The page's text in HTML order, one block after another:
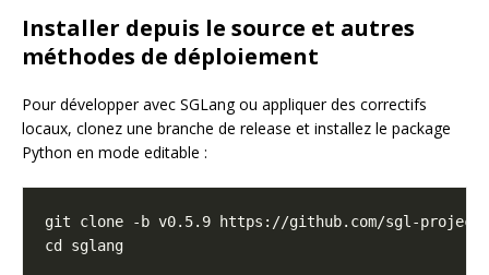
Installer depuis le source et autres
méthodes de déploiement
Pour développer avec SGLang ou appliquer des correctifs
locaux, clonez une branche de release et installez le package
Python en mode editable :